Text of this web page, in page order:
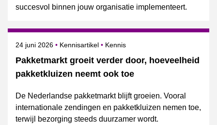
succesvol binnen jouw organisatie implementeert.
Pakketmarkt groeit verder door, hoeveelheid
pakketkluizen neemt ook toe
Gepubliceerd op
24 juni 2026 Kennisartikel Onderwerpen
Kennis
De Nederlandse pakketmarkt blijft groeien. Vooral
internationale zendingen en pakketkluizen nemen toe,
terwijl bezorging steeds duurzamer wordt.